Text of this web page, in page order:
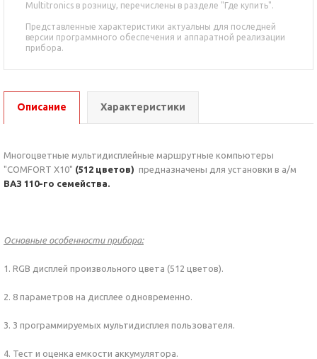
Multitronics в розницу, перечислены в разделе "Где купить".
Представленные характеристики актуальны для последней
версии программного обеспечения и аппаратной реализации
прибора.
Описание Характеристики
Многоцветные мультидисплейные маршрутные компьютеры
"COMFORT Х10" (512 цветов) предназначены для установки в а/м
ВАЗ 110-го семейства.
Основные особенности прибора:
1. RGB дисплей произвольного цвета (512 цветов).
2. 8 параметров на дисплее одновременно.
3. 3 программируемых мультидисплея пользователя.
4. Тест и оценка емкости аккумулятора.